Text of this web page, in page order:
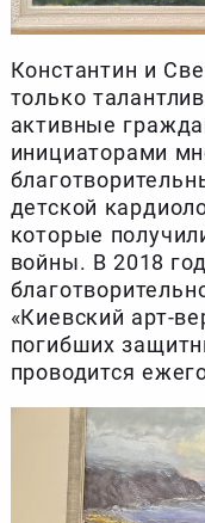
Константин и
только
активные
инициаторами
детской
которые
войны. В 2018
«Киевский арт-
погибших
проводится